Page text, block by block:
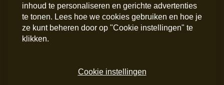
Servicekantoor
Griffeweg 4
Postadres
info@maripaan.nl
LinkedIn
inhoud te personaliseren en gerichte advertenties
te tonen. Lees hoe we cookies gebruiken en hoe je
ze kunt beheren door op "Cookie instellingen" te
klikken.
Cookie instellingen